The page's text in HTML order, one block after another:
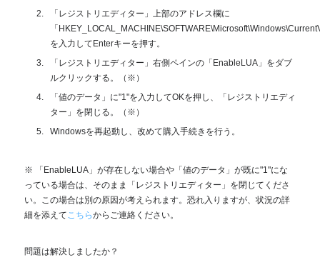
「レジストリエディター」上部のアドレス欄に
「
を入力してEnterキーを押す。
「レジストリエディター」右側ペインの「EnableLUA」をダブ
ルクリックする。（※）
「値のデータ」に"1"を入力してOKを押し、「レジストリエディ
ター」を閉じる。（※）
Windowsを再起動し、改めて購入手続きを行う。
※ 「EnableLUA」が存在しない場合や「値のデータ」が既に"1"にな
っている場合は、そのまま「レジストリエディター」を閉じてくださ
い。この場合は別の原因が考えられます。恐れ入りますが、状況の詳
細を添えて こちらからご連絡ください。
問題は解決しましたか？